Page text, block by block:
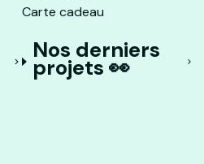
Carte cadeau
Nos derniers
projets 👀